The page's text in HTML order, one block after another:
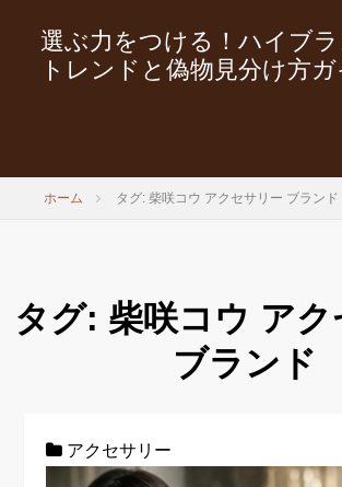
選ぶ力をつける！ハイブ
トレンドと偽物見分け方ガ
ホーム タグ: 柴咲コウ アクセサリー ブランド
タグ: 柴咲コウ ア
ブランド
アクセサリー